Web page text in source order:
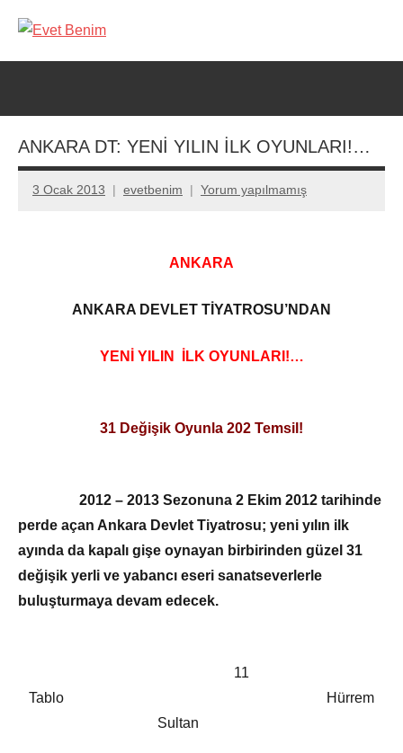
geç
Evet
ANKARA DT: YENİ YILIN İLK OYUNLARI!…
3 Ocak 2013 evetbenim Yorum yapılmamış
ANKARA
ANKARA DEVLET TİYATROSU’NDAN
YENİ YILIN İLK OYUNLARI!…
31 Değişik Oyunla 202 Temsil!
2012 – 2013 Sezonuna 2 Ekim 2012 tarihinde
perde açan Ankara Devlet Tiyatrosu; yeni yılın ilk
ayında da kapalı gişe oynayan birbirinden güzel 31
değişik yerli ve yabancı eseri sanatseverlerle
buluşturmaya devam edecek.
11
Tablo Hürrem
Sultan